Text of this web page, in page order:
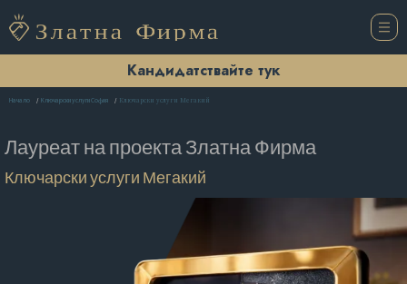
Кандидатствайте тук
Начало Ключарски услуги София Ключарски услуги Мегакий
Лауреат на проектаЗлатна Фирма
Ключарски услуги Мегакий